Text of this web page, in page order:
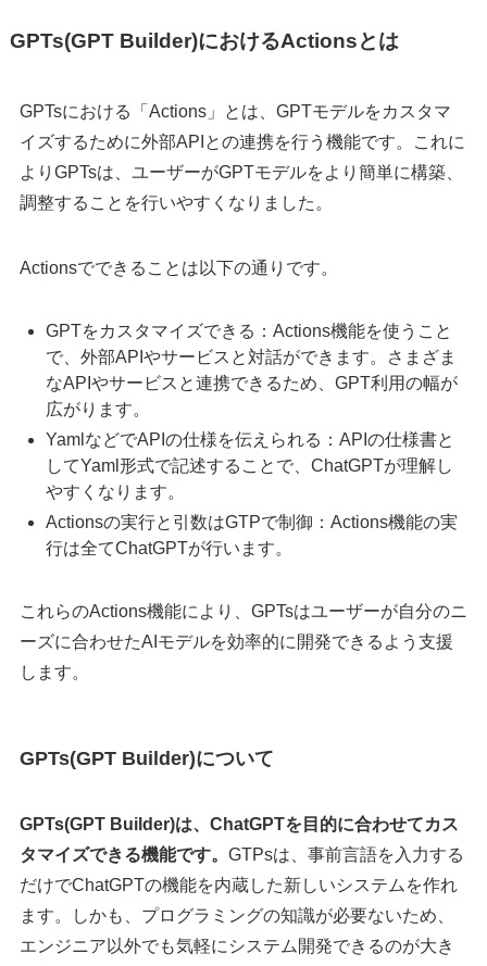
GPTs(GPT Builder)におけるActionsとは
GPTsにおける「Actions」とは、GPTモデルをカスタマ
イズするために外部APIとの連携を行う機能です。これに
よりGPTsは、ユーザーがGPTモデルをより簡単に構築、
調整することを行いやすくなりました。
Actionsでできることは以下の通りです。
GPTをカスタマイズできる：Actions機能を使うこと
で、外部APIやサービスと対話ができます。さまざま
なAPIやサービスと連携できるため、GPT利用の幅が
広がります。
YamlなどでAPIの仕様を伝えられる：APIの仕様書と
してYaml形式で記述することで、ChatGPTが理解し
やすくなります。
Actionsの実行と引数はGTPで制御：Actions機能の実
行は全てChatGPTが行います。
これらのActions機能により、GPTsはユーザーが自分のニ
ーズに合わせたAIモデルを効率的に開発できるよう支援
します。
GPTs(GPT Builder)について
GPTs(GPT Builder)は、ChatGPTを目的に合わせてカス
タマイズできる機能です。 GTPsは、事前言語を入力する
だけでChatGPTの機能を内蔵した新しいシステムを作れ
ます。しかも、プログラミングの知識が必要ないため、
エンジニア以外でも気軽にシステム開発できるのが大き